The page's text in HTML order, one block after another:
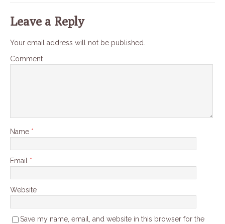
Leave a Reply
Your email address will not be published.
Comment
Name *
Email *
Website
Save my name, email, and website in this browser for the